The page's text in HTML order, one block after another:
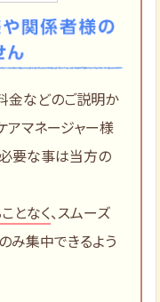
金などのご説明か
アマネージャー様
要な事は当方の
となく、スムーズ
み集中できるよう